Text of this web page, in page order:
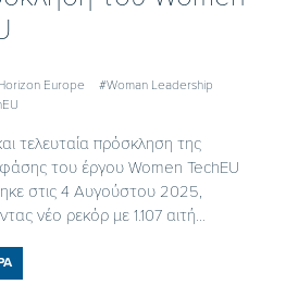
Europe
#Woman Leadership
τελευταία πρόσκληση της
του έργου Women TechEU
στις 4 Αυγούστου 2025,
νέο ρεκόρ με 1.107 αιτή...